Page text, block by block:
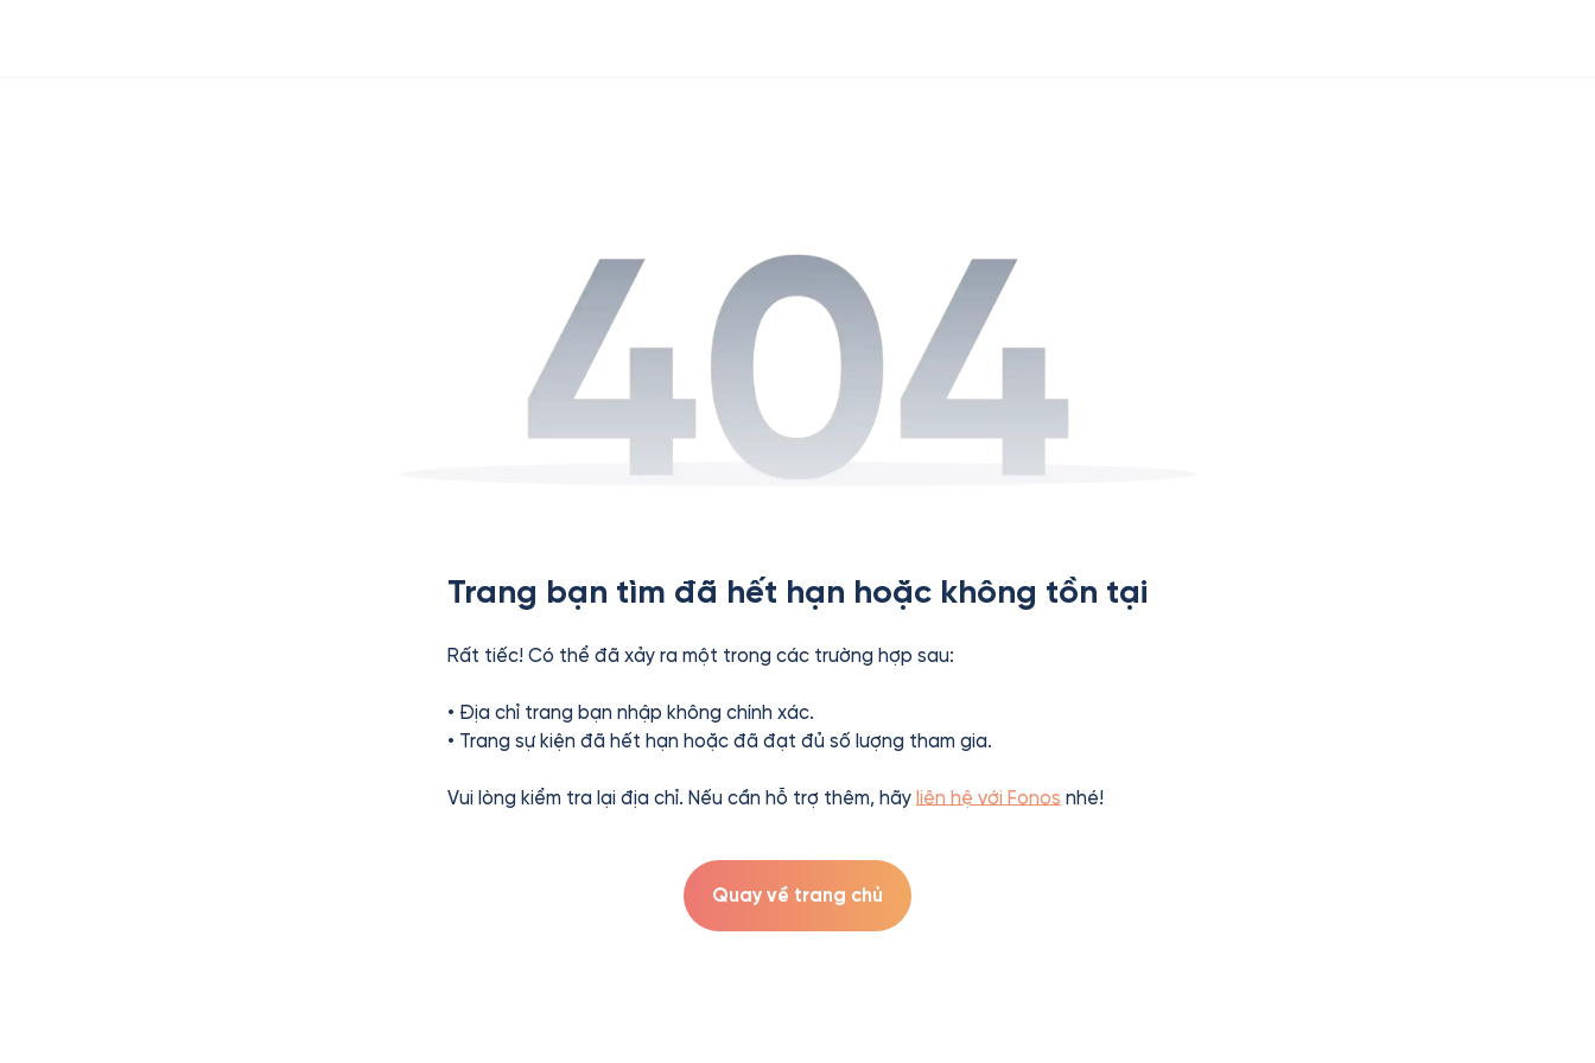
Trang bạn tìm đã hết hạn hoặc không tồn tại
Rất tiếc! Có thể đã xảy ra một trong các trường hợp sau:
• Địa chỉ trang bạn nhập không chính xác.
• Trang sự kiện đã hết hạn hoặc đã đạt đủ số lượng tham gia.
Vui lòng kiểm tra lại địa chỉ. Nếu cần hỗ trợ thêm, hãy liên hệ với Fonos nhé!
Quay về trang chủ